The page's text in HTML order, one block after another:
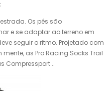
Os pés são
e se adaptar ao terreno em
seguir o ritmo. Projetado com
as Pro Racing Socks Trail
Compressport ..